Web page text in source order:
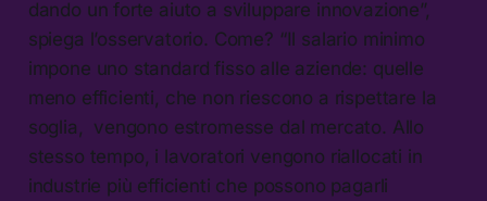
dando un forte aiuto a sviluppare innovazione”,
spiega l’osservatorio. Come? “Il salario minimo
impone uno standard fisso alle aziende: quelle
meno efficienti, che non riescono a rispettare la
soglia, vengono estromesse dal mercato. Allo
stesso tempo, i lavoratori vengono riallocati in
industrie più efficienti che possono pagarli